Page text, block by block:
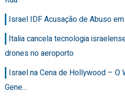
Israel IDF Acusação de Abuso
Italia cancela tecnologia
drones no aeroporto
Israel na Cena de Hollywood – O
Gene…